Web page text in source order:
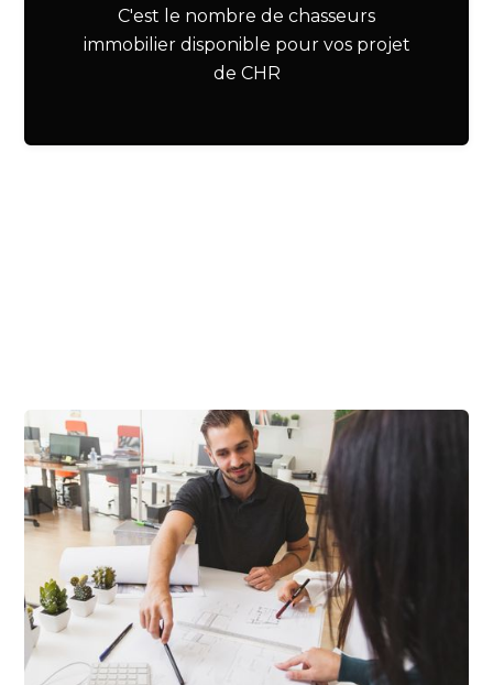
C'est le nombre de chasseurs
immobilier disponible pour vos projet
de CHR